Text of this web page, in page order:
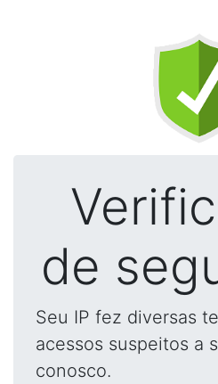
de
Seu IP fez diversas
acessos suspeitos a
conosco.